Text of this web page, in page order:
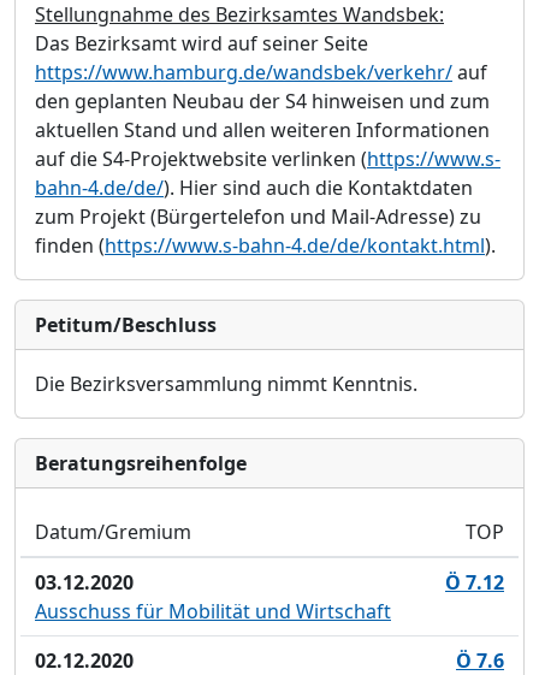
Stellungnahme des Bezirksamtes Wandsbek:
Das Bezirksamt wird auf seiner Seite
https://www.hamburg.de/wandsbek/verkehr/auf
den geplanten Neubau der S4 hinweisen und zum
aktuellen Stand und allen weiteren Informationen
auf die S4-Projektwebsite verlinken (https://www.s-
bahn-4.de/de/). Hier sind auch die Kontaktdaten
zum Projekt (Bürgertelefon und Mail-Adresse) zu
finden (https://www.s-bahn-4.de/de/kontakt.html).
Petitum/Beschluss
Die Bezirksversammlung nimmt Kenntnis.
Bera­tungs­reihen­folge
Datum/Gremium
TOP
03.12.2020
Ö 7.12
Ausschuss für Mobilität und Wirtschaft
02.12.2020
Ö 7.6